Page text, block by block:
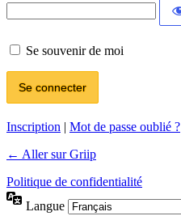
Se souvenir de moi
Inscription | Mot de passe oublié ?
← Aller sur Griip
Politique de confidentialité
Langue